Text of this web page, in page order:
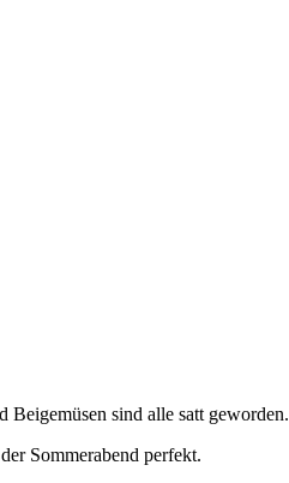
Beigemüsen sind alle satt geworden.
Sommerabend perfekt.